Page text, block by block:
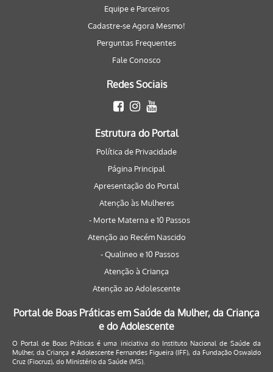
Equipe e Parceiros
Cadastre-se Agora Mesmo!
Perguntas Frequentes
Fale Conosco
Redes Sociais
Estrutura do Portal
Política de Privacidade
Página Principal
Apresentação do Portal
Atenção às Mulheres
- Morte Materna e 10 Passos
Atenção ao Recém Nascido
- Qualineo e 10 Passos
Atenção à Criança
Atenção ao Adolescente
Portal de Boas Práticas em Saúde da Mulher, da Criança
e do Adolescente
O Portal de Boas Práticas é uma iniciativa do Instituto Nacional de Saúde da
Mulher, da Criança e Adolescente Fernandes Figueira (IFF), da Fundação Oswaldo
Cruz (Fiocruz), do Ministério da Saúde (MS).